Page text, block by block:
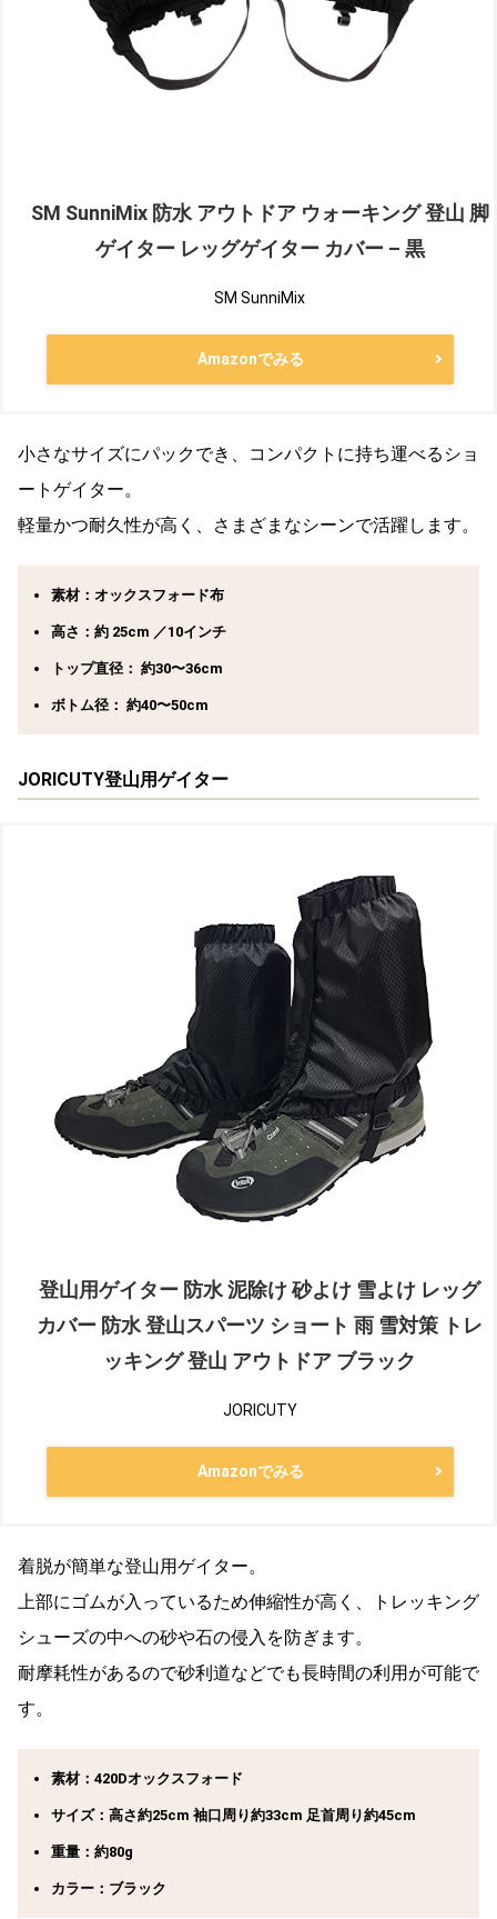
SM SunniMix 防水 アウトドア ウォーキング 登山 脚
ゲイター レッグゲイター カバー – 黒
SM SunniMix
Amazonでみる
小さなサイズにパックでき、コンパクトに持ち運べるショ
ートゲイター。
軽量かつ耐久性が高く、さまざまなシーンで活躍します。
素材：オックスフォード布
高さ：約 25cm ／10インチ
トップ直径： 約30〜36cm
ボトム径： 約40〜50cm
JORICUTY登山用ゲイター
登山用ゲイター 防水 泥除け 砂よけ 雪よけ レッグ
カバー 防水 登山スパーツ ショート 雨 雪対策 トレ
ッキング 登山 アウトドア ブラック
JORICUTY
Amazonでみる
着脱が簡単な登山用ゲイター。
上部にゴムが入っているため伸縮性が高く、トレッキング
シューズの中への砂や石の侵入を防ぎます。
耐摩耗性があるので砂利道などでも長時間の利用が可能で
す。
素材：420Dオックスフォード
サイズ：高さ約25cm 袖口周り約33cm 足首周り約45cm
重量：約80g
カラー：ブラック